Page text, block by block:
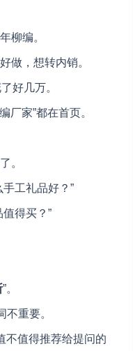
柳编。
做，想转内销。
好几万。
厂家”都在首页。
。
工礼品好？”
得买？”
”。
不重要。
不值得推荐给提问的